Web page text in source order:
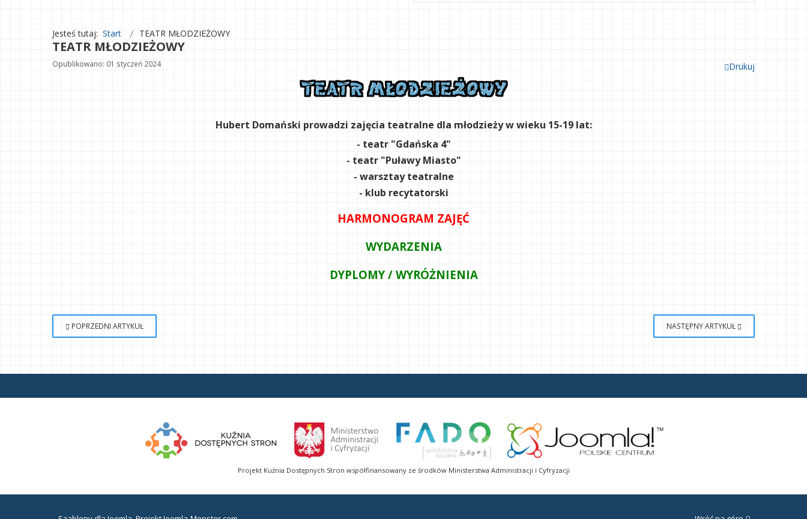
Jesteś tutaj: Start TEATR MŁODZIEŻOWY
TEATR MŁODZIEŻOWY
Drukuj
Opublikowano: 01 styczeń 2024
Hubert Domański prowadzi zajęcia teatralne dla młodzieży w wieku 15-19 lat:
- teatr "Gdańska 4"
- teatr "Puławy Miasto"
- warsztay teatralne
- klub recytatorski
HARMONOGRAM ZAJĘĆ
WYDARZENIA
DYPLOMY / WYRÓŻNIENIA
POPRZEDNI ARTYKUŁ NASTĘPNY ARTYKUŁ
Projekt Kuźnia Dostępnych Stron współfinansowany ze środków Ministerstwa Administracji i Cyfryzacji